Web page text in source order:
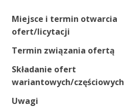
Miejsce i termin otwarcia
ofert/licytacji
Termin związania ofertą
Składanie ofert
wariantowych/częściowych
Uwagi